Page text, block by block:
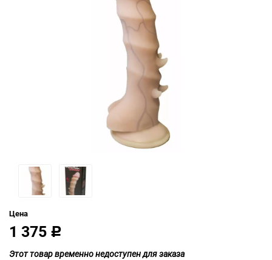
Цена
1 375 Р
Этот товар временно недоступен для заказа